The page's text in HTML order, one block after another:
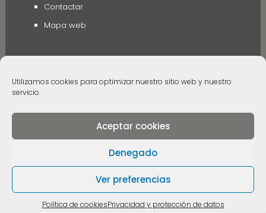
Utilizamos cookies para optimizar nuestro sitio web y nuestro
servicio.
Aceptar cookies
Denegado
Ver preferencias
Política de cookiesPrivacidad y protección de datos
Contactar
Mapa web
© 2006 - 2024 Museos de Tenerife. Todos los
derechos reservados